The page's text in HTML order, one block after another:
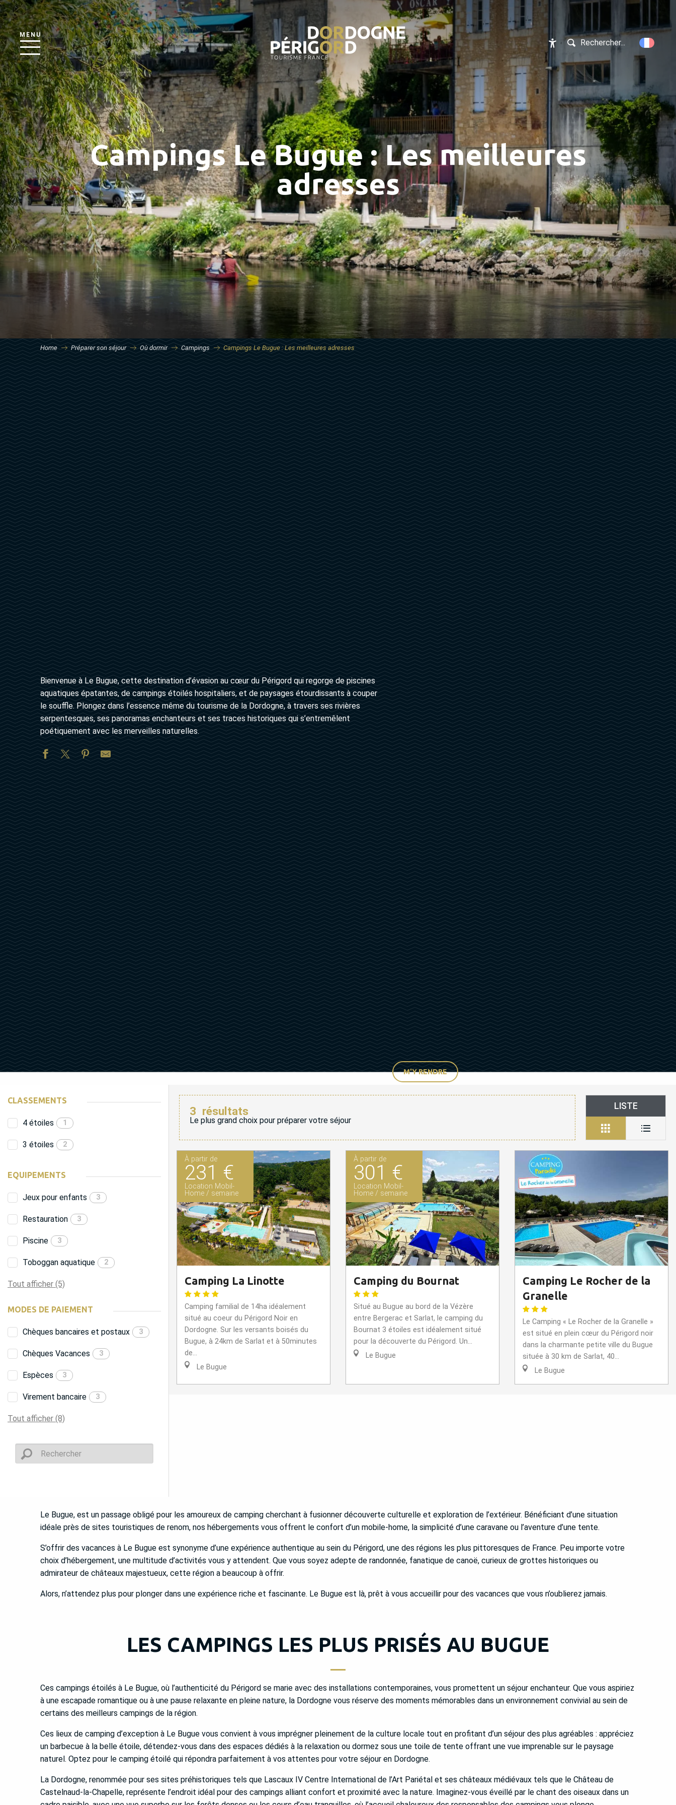
MENU
Rechercher...
Campings Le Bugue : Les meilleures
adresses
Home Préparer son séjour Où dormir Campings Campings Le Bugue : Les meilleures adresses
Bienvenue à Le Bugue, cette destination d’évasion au cœur du Périgord qui regorge de piscines
aquatiques épatantes, de campings étoilés hospitaliers, et de paysages étourdissants à couper
le souffle. Plongez dans l’essence même du tourisme de la Dordogne, à travers ses rivières
serpentesques, ses panoramas enchanteurs et ses traces historiques qui s’entremêlent
poétiquement avec les merveilles naturelles.
M'Y RENDRE
CLASSEMENTS
4 étoiles 1
3 étoiles 2
EQUIPEMENTS
Jeux pour enfants 3
Restauration 3
Piscine 3
Toboggan aquatique 2
Tout afficher (5)
MODES DE PAIEMENT
Chèques bancaires et postaux 3
Chèques Vacances 3
Espèces 3
Virement bancaire 3
Tout afficher (8)
3 résultats
Le plus grand choix pour préparer votre séjour
LISTE
À partir de
231 €
Location Mobil-
Home / semaine
Camping La Linotte
Camping familial de 14ha idéalement
situé au coeur du Périgord Noir en
Dordogne. Sur les versants boisés du
Bugue, à 24km de Sarlat et à 50minutes
de...
Le Bugue
À partir de
301 €
Location Mobil-
Home / semaine
Camping du Bournat
Situé au Bugue au bord de la Vézère
entre Bergerac et Sarlat, le camping du
Bournat 3 étoiles est idéalement situé
pour la découverte du Périgord. Un...
Le Bugue
Camping Le Rocher de la
Granelle
Le Camping « Le Rocher de la Granelle »
est situé en plein cœur du Périgord noir
dans la charmante petite ville du Bugue
située à 30 km de Sarlat, 40...
Le Bugue
Le Bugue, est un passage obligé pour les amoureux de camping cherchant à fusionner découverte culturelle et exploration de l’extérieur. Bénéficiant d’une situation
idéale près de sites touristiques de renom, nos hébergements vous offrent le confort d’un mobile-home, la simplicité d’une caravane ou l’aventure d’une tente.
S’offrir des vacances à Le Bugue est synonyme d’une expérience authentique au sein du Périgord, une des régions les plus pittoresques de France. Peu importe votre
choix d’hébergement, une multitude d’activités vous y attendent. Que vous soyez adepte de randonnée, fanatique de canoë, curieux de grottes historiques ou
admirateur de châteaux majestueux, cette région a beaucoup à offrir.
Alors, n’attendez plus pour plonger dans une expérience riche et fascinante. Le Bugue est là, prêt à vous accueillir pour des vacances que vous n’oublierez jamais.
LES CAMPINGS LES PLUS PRISÉS AU BUGUE
Ces campings étoilés à Le Bugue, où l’authenticité du Périgord se marie avec des installations contemporaines, vous promettent un séjour enchanteur. Que vous aspiriez
à une escapade romantique ou à une pause relaxante en pleine nature, la Dordogne vous réserve des moments mémorables dans un environnement convivial au sein de
certains des meilleurs campings de la région.
Ces lieux de camping d’exception à Le Bugue vous convient à vous imprégner pleinement de la culture locale tout en profitant d’un séjour des plus agréables : appréciez
un barbecue à la belle étoile, détendez-vous dans des espaces dédiés à la relaxation ou dormez sous une toile de tente offrant une vue imprenable sur le paysage
naturel. Optez pour le camping étoilé qui répondra parfaitement à vos attentes pour votre séjour en Dordogne.
La Dordogne, renommée pour ses sites préhistoriques tels que Lascaux IV Centre International de l’Art Pariétal et ses châteaux médiévaux tels que le Château de
Castelnaud-la-Chapelle, représente l’endroit idéal pour des campings alliant confort et proximité avec la nature. Imaginez-vous éveillé par le chant des oiseaux dans un